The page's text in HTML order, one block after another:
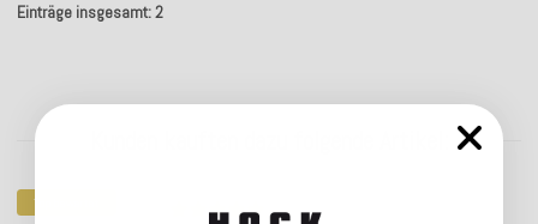
Einträge insgesamt: 2
Top bewertet